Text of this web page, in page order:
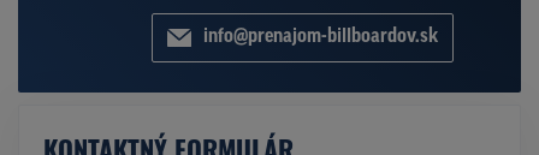
info@prenajom-billboardov.sk